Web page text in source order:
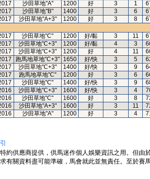
沙田草地"A" 1200 好 3 1
沙田草地"B" 1400 好 3 6
沙田草地"A+3" 1200 好 3 8
沙田草地"C" 1200 好/黏 3 11
沙田草地"C+3" 1200 好/黏 4 3
沙田草地"C+3" 1200 好 4 11
跑馬地草地"C+3" 1650 好/快 3 5
沙田草地"C+3" 1400 好/快 3 9
跑馬地草地"C" 1200 好 3 6
沙田草地"C" 1400 好/快 3 9
沙田草地"C+3" 1600 好/快 3 4
沙田草地"C" 1600 好 3 8
沙田草地"A+3" 1600 好 3 11
沙田草地"A" 1200 好 3 4
約供應商提供，供馬迷作個人娛樂資訊之用。但
有關資料盡可能準確，馬會就此並無責任。至於賽